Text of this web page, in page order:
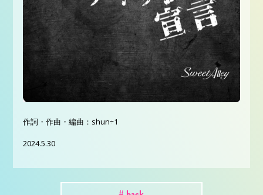
作詞・作曲・編曲：shun÷1
2024.5.30